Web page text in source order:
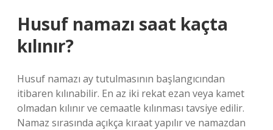
Husuf namazı saat kaçta
kılınır?
Husuf namazı ay tutulmasının başlangıcından
itibaren kılınabilir. En az iki rekat ezan veya kamet
olmadan kılınır ve cemaatle kılınması tavsiye edilir.
Namaz sırasında açıkça kıraat yapılır ve namazdan